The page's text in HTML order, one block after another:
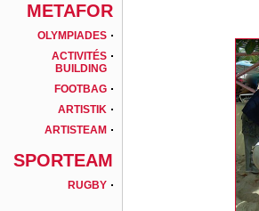
METAFOR
OLYMPIADES
ACTIVITÉS
BUILDING
FOOTBAG
ARTISTIK
ARTISTEAM
SPORTEAM
RUGBY